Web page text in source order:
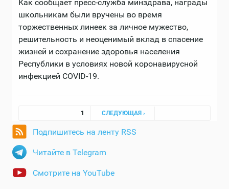
Как сообщает пресс-служба минздрава, награды
школьникам были вручены во время
торжественных линеек за личное мужество,
решительность и неоценимый вклад в спасение
жизней и сохранение здоровья населения
Республики в условиях новой коронавирусной
инфекцией COVID-19.
Страницы
1 СЛЕДУЮЩАЯ ›
Подпишитесь на ленту RSS
Читайте в Telegram
Смотрите на YouTube